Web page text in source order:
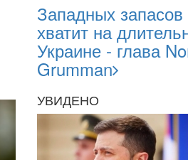
Западных
хватит на
Украине - глава
Grumman
УВИДЕНО